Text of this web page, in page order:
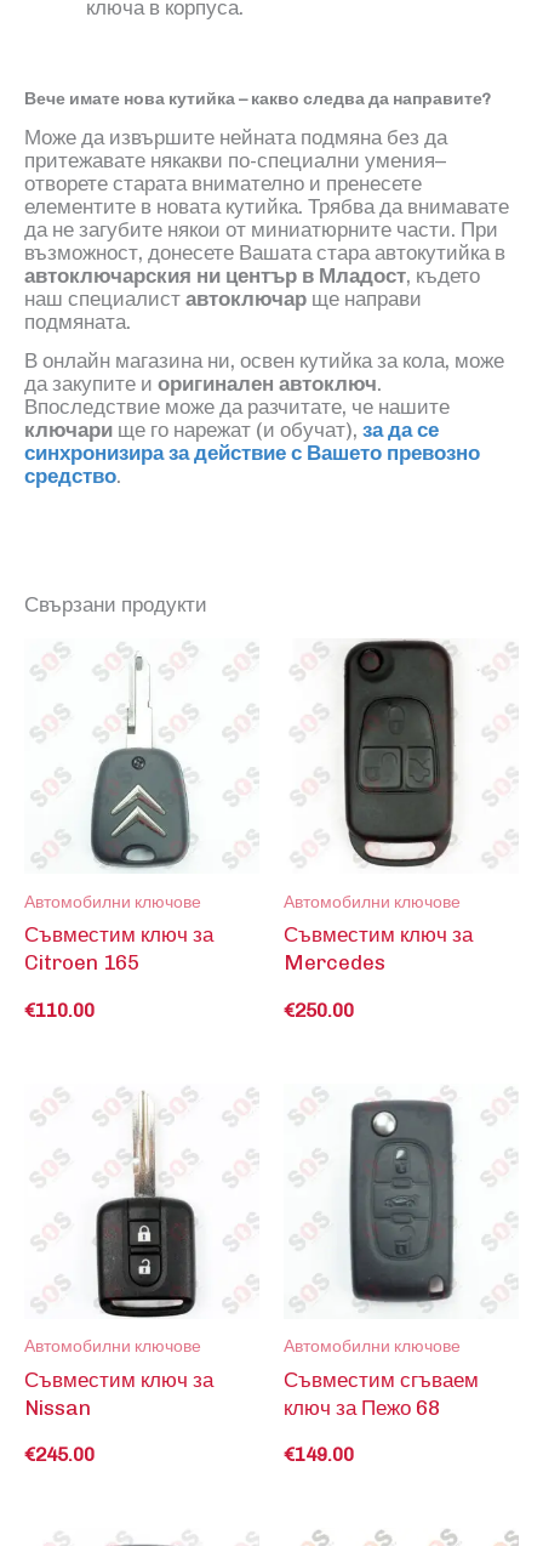
ключа в корпуса.
Вече имате нова кутийка – какво следва да направите?
Може да извършите нейната подмяна без да
притежавате някакви по-специални умения–
отворете старата внимателно и пренесете
елементите в новата кутийка. Трябва да внимавате
да не загубите някои от миниатюрните части. При
възможност, донесете Вашата стара автокутийка в
автоключарския ни център в Младост, където
наш специалист автоключар ще направи
подмяната.
В онлайн магазина ни, освен кутийка за кола, може
да закупите и оригинален автоключ.
Впоследствие може да разчитате, че нашите
ключари ще го нарежат (и обучат), за да се
синхронизира за действие с Вашето превозно
средство.
Свързани продукти
Автомобилни ключове
Съвместим ключ за
Citroen 165
€110.00
Автомобилни ключове
Съвместим ключ за
Mercedes
€250.00
Автомобилни ключове
Съвместим ключ за
Nissan
€245.00
Автомобилни ключове
Съвместим сгъваем
ключ за Пежо 68
€149.00